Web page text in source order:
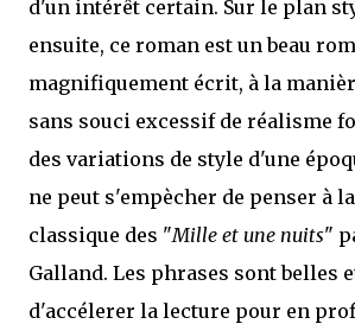
d'un intérêt certain. Sur le plan
ensuite, ce roman est un beau
magnifiquement écrit, à la
sans souci excessif de réalisme
des variations de style d'une
ne peut s'empècher de penser à
classique des "Mille et une nuits"
Galland. Les phrases sont belles
d'accélerer la lecture pour en